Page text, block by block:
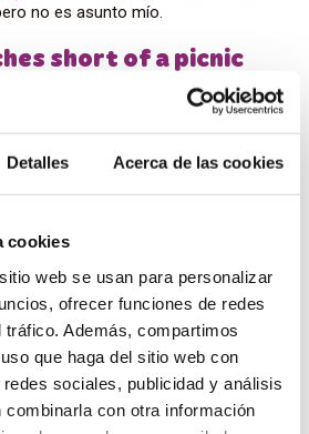
Detalles Acerca de las cookies
cookies
web se usan para personalizar
ofrecer funciones de redes
Además, compartimos
que haga del sitio web con
sociales, publicidad y análisis
combinarla con otra información
no es asunto mío.
short of a picnic
frase, pero todas vienen a querer
no es muy inteligente. Su
faltan unos sándwiches para el
a frases con el mismo significado
because they all know he’s a
of a picnic.
sabe que le falta un hervor.
y significados posibles para esta
alguien oye hablar de una
vez, puede usar esta frase